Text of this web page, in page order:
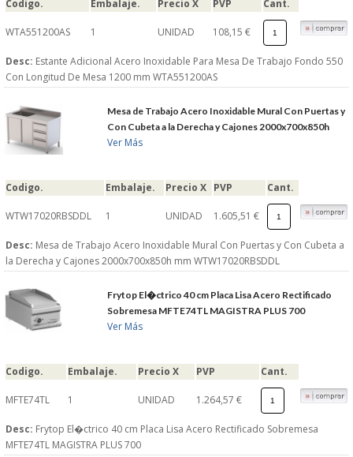
Codigo. Embalaje. Precio X PVP Cant.
WTA551200AS 1 UNIDAD 108,15 €
Desc: Estante Adicional Acero Inoxidable Para Mesa De Trabajo Fondo 550
Con Longitud De Mesa 1200 mm WTA551200AS
Mesa de Trabajo Acero Inoxidable Mural Con Puertas y
Con Cubeta a la Derecha y Cajones 2000x700x850h
Ver Más
Codigo. Embalaje. Precio X PVP Cant.
WTW17020RBSDDL 1 UNIDAD 1.605,51 €
Desc: Mesa de Trabajo Acero Inoxidable Mural Con Puertas y Con Cubeta a
la Derecha y Cajones 2000x700x850h mm WTW17020RBSDDL
Frytop El�ctrico 40 cm Placa Lisa Acero Rectificado
Sobremesa MFTE74TL MAGISTRA PLUS 700
Ver Más
Codigo. Embalaje. Precio X PVP Cant.
MFTE74TL 1 UNIDAD 1.264,57 €
Desc: Frytop El�ctrico 40 cm Placa Lisa Acero Rectificado Sobremesa
MFTE74TL MAGISTRA PLUS 700